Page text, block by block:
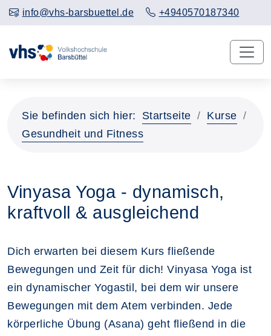
info@vhs-barsbuettel.de +4940570187340
Sie befinden sich hier: Startseite
Kurse
Gesundheit und Fitness
Vinyasa Yoga - dynamisch,
kraftvoll & ausgleichend
Dich erwarten bei diesem Kurs fließende
Bewegungen und Zeit für dich! Vinyasa Yoga ist
ein dynamischer Yogastil, bei dem wir unsere
Bewegungen mit dem Atem verbinden. Jede
körperliche Übung (Asana) geht fließend in die